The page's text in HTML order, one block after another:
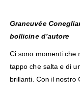
Grancuvée
bollicine d’autore
Ci sono momenti che
tappo che salta e di
brillanti. Con il nostro